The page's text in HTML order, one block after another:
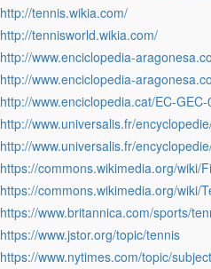
http://tennis.wikia.com/
http://tennisworld.wikia.com/
http://www.enciclopedia-
http://www.enciclopedia-
http://www.enciclopedia.cat/EC-
http://www.universalis.fr/
http://www.universalis.fr/
https://commons.wikimedia.org/wiki/
https://commons.wikimedia.org/wiki/
https://www.britannica.com/sports/
https://www.jstor.org/topic/tennis
https://www.nytimes.com/topic/